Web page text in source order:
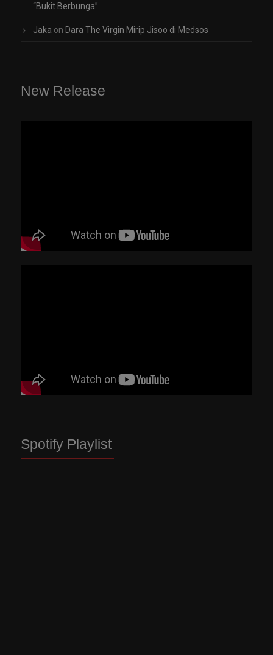
“Bukit Berbunga”
Jaka on Dara The Virgin Mirip Jisoo di Medsos
New Release
Spotify Playlist